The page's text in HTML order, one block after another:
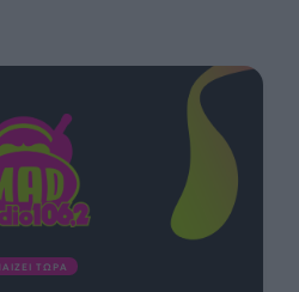
ΤΩΡΑ